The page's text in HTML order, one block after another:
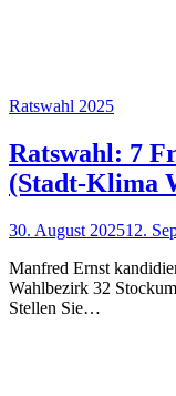
Ratswahl 2025
Ratswahl: 7
(Stadt-Klima
30. August 202512.
Manfred Ernst
Wahlbezirk 32
Stellen Sie…